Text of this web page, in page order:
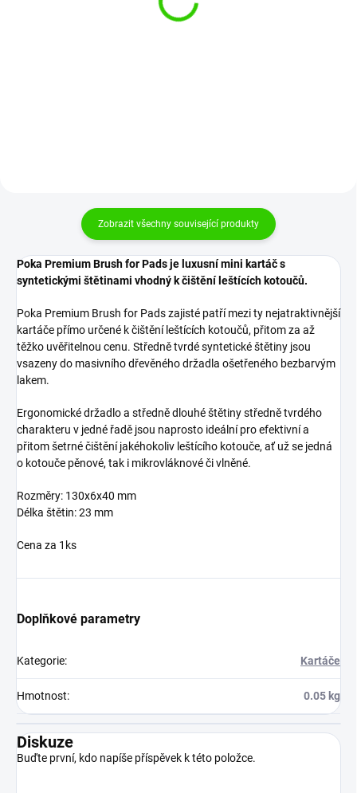
Zobrazit všechny související produkty
Poka Premium Brush for Pads je luxusní mini kartáč s
syntetickými štětinami vhodný k čištění leštících kotoučů.
Poka Premium Brush for Pads zajisté patří mezi ty nejatraktivnější
kartáče přímo určené k čištění leštících kotoučů, přitom za až
těžko uvěřitelnou cenu. Středně tvrdé syntetické štětiny jsou
vsazeny do masivního dřevěného držadla ošetřeného bezbarvým
lakem.
Ergonomické držadlo a středně dlouhé štětiny středně tvrdého
charakteru v jedné řadě jsou naprosto ideální pro efektivní a
přitom šetrné čištění jakéhokoliv leštícího kotouče, ať už se jedná
o kotouče pěnové, tak i mikrovláknové či vlněné.
Rozměry: 130x6x40 mm
Délka štětin: 23 mm
Cena za 1ks
Doplňkové parametry
Kategorie: Kartáče
Hmotnost: 0.05 kg
Diskuze
Buďte první, kdo napíše příspěvek k této položce.